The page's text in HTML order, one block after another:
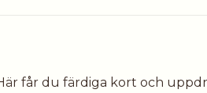
får du färdiga kort och